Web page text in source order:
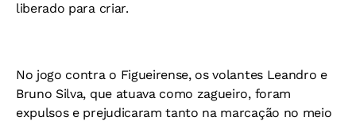
liberado para criar.
No jogo contra o Figueirense, os volantes Leandro e
Bruno Silva, que atuava como zagueiro, foram
expulsos e prejudicaram tanto na marcação no meio